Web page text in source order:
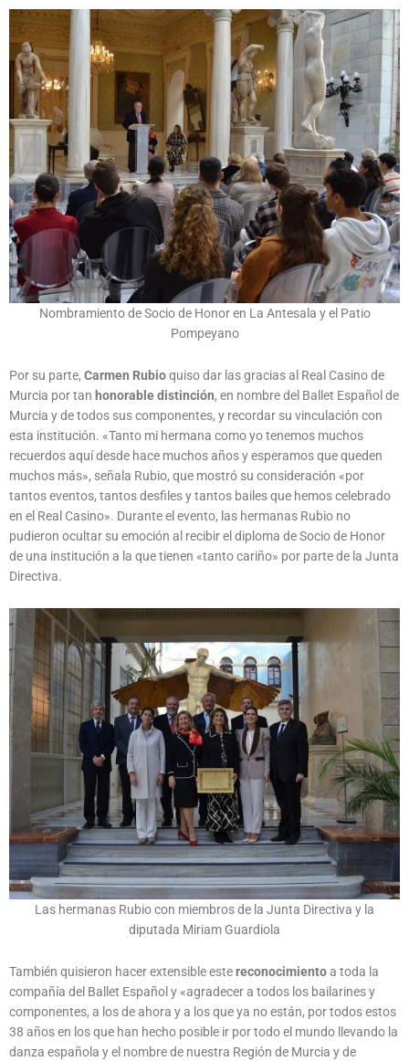
Nombramiento de Socio de Honor en La Antesala y el Patio
Pompeyano
Por su parte, Carmen Rubioquiso dar las gracias al Real Casino de
Murcia por tan honorable distinción, en nombre del Ballet Español de
Murcia y de todos sus componentes, y recordar su vinculación con
esta institución. «Tanto mi hermana como yo tenemos muchos
recuerdos aquí desde hace muchos años y esperamos que queden
muchos más», señala Rubio, que mostró su consideración «por
tantos eventos, tantos desfiles y tantos bailes que hemos celebrado
en el Real Casino». Durante el evento, las hermanas Rubio no
pudieron ocultar su emoción al recibir el diploma de Socio de Honor
de una institución a la que tienen «tanto cariño» por parte de la Junta
Directiva.
Las hermanas Rubio con miembros de la Junta Directiva y la
diputada Miriam Guardiola
También quisieron hacer extensible estereconocimientoa toda la
compañía del Ballet Español y «agradecer a todos los bailarines y
componentes, a los de ahora y a los que ya no están, por todos estos
38 años en los que han hecho posible ir por todo el mundo llevando la
danza española y el nombre de nuestra Región de Murcia y de